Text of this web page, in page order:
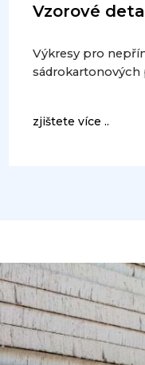
Vzorové
Výkresy pro
sádrokartonových
zjištete více ..